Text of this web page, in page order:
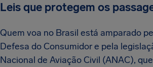
Leis que protegem os
Quem voa no Brasil está amparado
Defesa do Consumidor e pela
Nacional de Aviação Civil (ANAC),